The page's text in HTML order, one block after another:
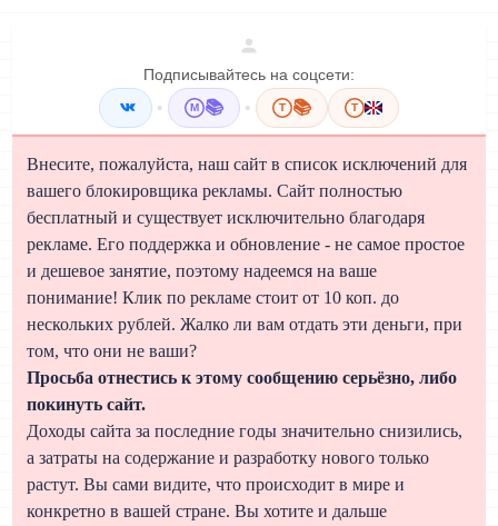
Подписывайтесь на соцсети:
• M 📚 • T 📚 T
Внесите, пожалуйста, наш сайт в список исключений для
вашего блокировщика рекламы. Сайт полностью
бесплатный и существует исключительно благодаря
рекламе. Его поддержка и обновление - не самое простое
и дешевое занятие, поэтому надеемся на ваше
понимание! Клик по рекламе стоит от 10 коп. до
нескольких рублей. Жалко ли вам отдать эти деньги, при
том, что они не ваши?
Просьба отнестись к этому сообщению серьёзно, либо
покинуть сайт.
Доходы сайта за последние годы значительно снизились,
а затраты на содержание и разработку нового только
растут. Вы сами видите, что происходит в мире и
конкретно в вашей стране. Вы хотите и дальше